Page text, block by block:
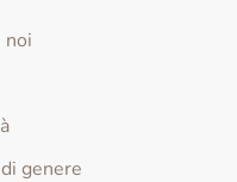
noi
genere